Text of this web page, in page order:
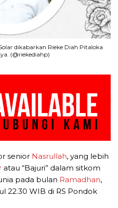
dikabarkan Rieke Diah Pitaloka
(@riekediahp)
senior Nasrullah, yang lebih
atau “Bajuri” dalam sitkom
pada bulan Ramadhan,
22.30 WIB di RS Pondok